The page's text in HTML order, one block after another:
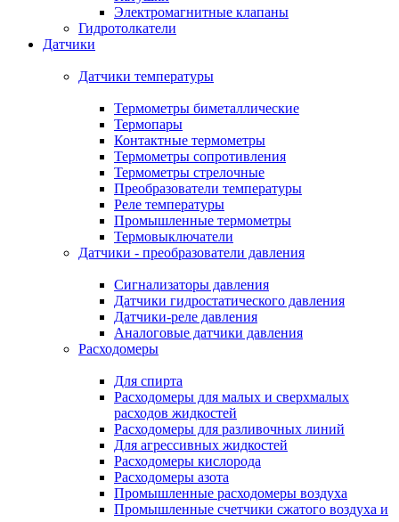
Электромагнитные клапаны
Гидротолкатели
Датчики
Датчики температуры
Термометры биметаллические
Термопары
Контактные термометры
Термометры сопротивления
Термометры стрелочные
Преобразователи температуры
Реле температуры
Промышленные термометры
Термовыключатели
Датчики - преобразователи давления
Сигнализаторы давления
Датчики гидростатического давления
Датчики-реле давления
Аналоговые датчики давления
Расходомеры
Для спирта
Расходомеры для малых и сверхмалых
расходов жидкостей
Расходомеры для разливочных линий
Для агрессивных жидкостей
Расходомеры кислорода
Расходомеры азота
Промышленные расходомеры воздуха
Промышленные счетчики сжатого воздуха и